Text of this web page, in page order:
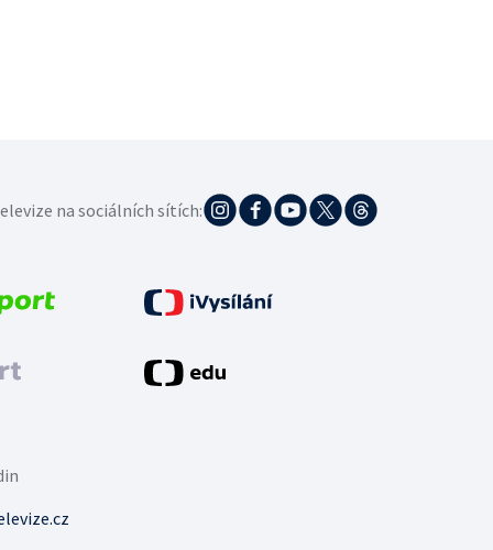
na sociálních sítích: